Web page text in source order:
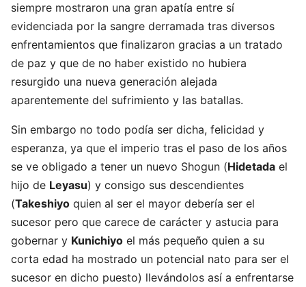
siempre mostraron una gran apatía entre sí
evidenciada por la sangre derramada tras diversos
enfrentamientos que finalizaron gracias a un tratado
de paz y que de no haber existido no hubiera
resurgido una nueva generación alejada
aparentemente del sufrimiento y las batallas.
Sin embargo no todo podía ser dicha, felicidad y
esperanza, ya que el imperio tras el paso de los años
se ve obligado a tener un nuevo Shogun (Hidetada el
hijo de Leyasu) y consigo sus descendientes
(Takeshiyo quien al ser el mayor debería ser el
sucesor pero que carece de carácter y astucia para
gobernar y Kunichiyo el más pequeño quien a su
corta edad ha mostrado un potencial nato para ser el
sucesor en dicho puesto) llevándolos así a enfrentarse